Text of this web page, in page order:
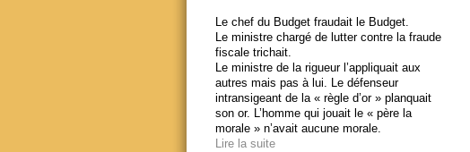
Le chef du Budget fraudait le Budget.
Le ministre chargé de lutter contre la fraude
fiscale trichait.
Le ministre de la rigueur l’appliquait aux
autres mais pas à lui. Le défenseur
intransigeant de la « règle d’or » planquait
son or. L’homme qui jouait le « père la
morale » n’avait aucune morale.
Lire la suite